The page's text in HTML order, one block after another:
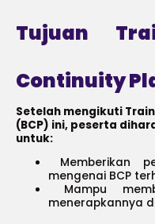
Tujuan
Continuity
Setelah mengikuti
(BCP) ini, peserta
untuk:
Memberikan
mengenai BCP
Mampu
menerapkannya